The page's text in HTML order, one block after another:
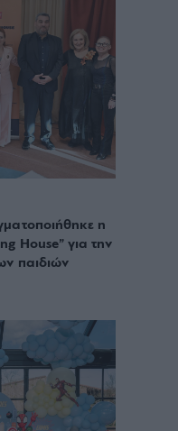
η
House” για την
παιδιών